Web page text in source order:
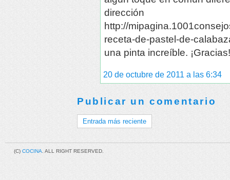
dirección
http://
receta-de-pastel-de-
una pinta increíble. ¡Gracias!
20 de octubre de 2011 a las 6:34
Publicar un comentario
Entrada más reciente
(C) COCINA. ALL RIGHT RESERVED.